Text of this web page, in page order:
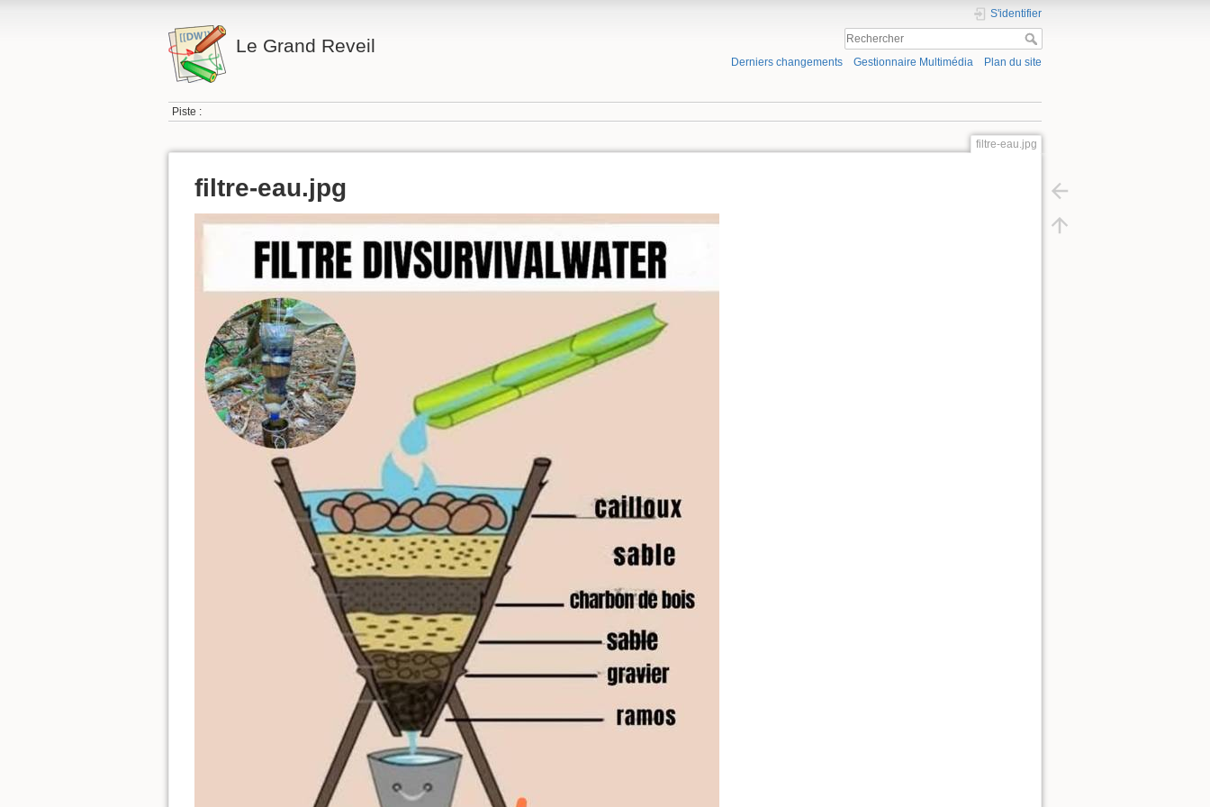
Le Grand Reveil
S'identifier
Derniers changements Gestionnaire Multimédia Plan du site
Piste :
filtre-eau.jpg
filtre-eau.jpg